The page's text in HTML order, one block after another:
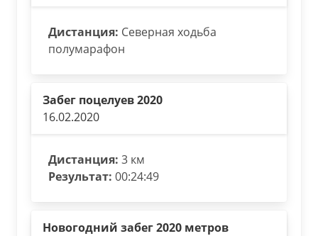
Дистанция: Северная ходьба
полумарафон
Забег поцелуев 2020
16.02.2020
Дистанция: 3 км
Результат: 00:24:49
Новогодний забег 2020 метров